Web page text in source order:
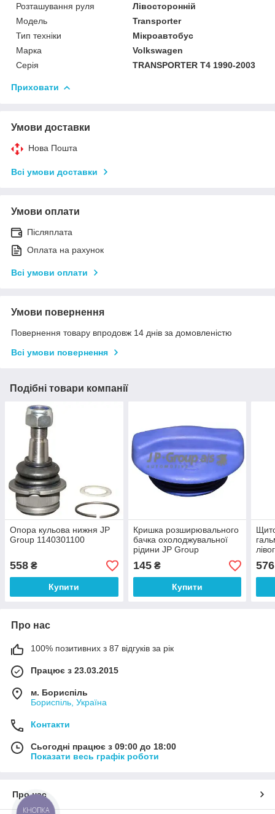
Розташування руля
Лівосторонній
Модель
Transporter
Тип техніки
Мікроавтобус
Марка
Volkswagen
Серія
TRANSPORTER T4 1990-2003
Приховати
Умови доставки
Нова Пошта
Всі умови доставки
Умови оплати
Післяплата
Оплата на рахунок
Всі умови оплати
Умови повернення
Повернення товару впродовж 14 днів за домовленістю
Всі умови повернення
Подібні товари компанії
Опора кульова нижня JP
Group 1140301100
558 ₴
Купити
Кришка розширювального
бачка охолоджувальної
рідини JP Group
1114800400
145₴
Купити
576
Про нас
100% позитивних з 87 відгуків за рік
Працює з 23.03.2015
м. Бориспіль
Бориспіль, Україна
Контакти
Сьогодні працює з 09:00 до 18:00
Показати весь графік роботи
Про нас
КНОПКА